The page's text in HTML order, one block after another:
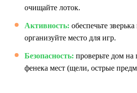
очищайте лоток.
Активность: обеспечьте
организуйте место для игр.
Безопасность: проверьте дом
фенека мест (щели, острые